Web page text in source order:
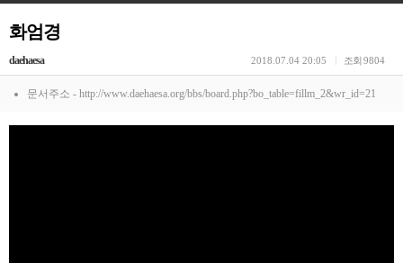
화엄경
daehaesa 조회9804
2018.07.04 20:05
문서주소 - http://www.daehaesa.org/bbs/board.php?bo_table=fillm_2&wr_id=21